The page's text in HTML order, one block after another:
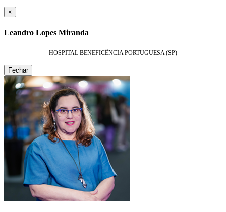
×
Leandro Lopes Miranda
HOSPITAL BENEFICÊNCIA PORTUGUESA (SP)
Fechar